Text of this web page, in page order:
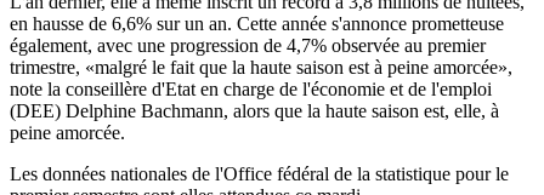
en hausse de 6,6% sur un an. Cette année s'annonce prometteuse
également, avec une progression de 4,7% observée au premier
trimestre, «malgré le fait que la haute saison est à peine amorcée»,
note la conseillère d'Etat en charge de l'économie et de l'emploi
(DEE) Delphine Bachmann, alors que la haute saison est, elle, à
peine amorcée.
Les données nationales de l'Office fédéral de la statistique pour le